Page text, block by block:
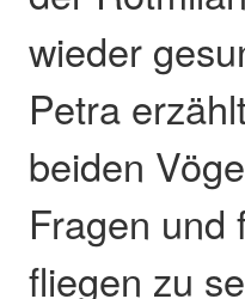
wieder
Petra
beiden
Fragen und
fliegen zu